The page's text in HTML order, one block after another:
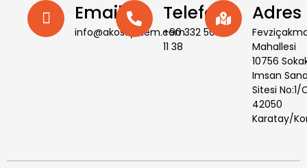
Email
info@akossystem.com
Telefon
+90 332 502
11 38
Adres
Mahallesi
10756
Imsan
Sitesi No:1/
42050
Karatay/